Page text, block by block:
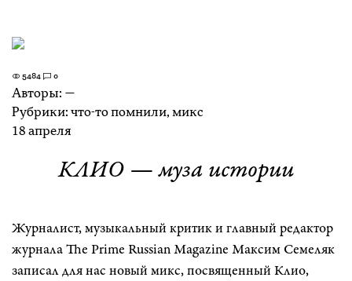
5484 0
Авторы: —
Рубрики: что-то помнили, микс
18 апреля
КЛИО — муза истории
Журналист, музыкальный критик и главный редактор
журнала The Prime Russian Magazine Максим Семеляк
записал для нас новый микс, посвященный Клио,